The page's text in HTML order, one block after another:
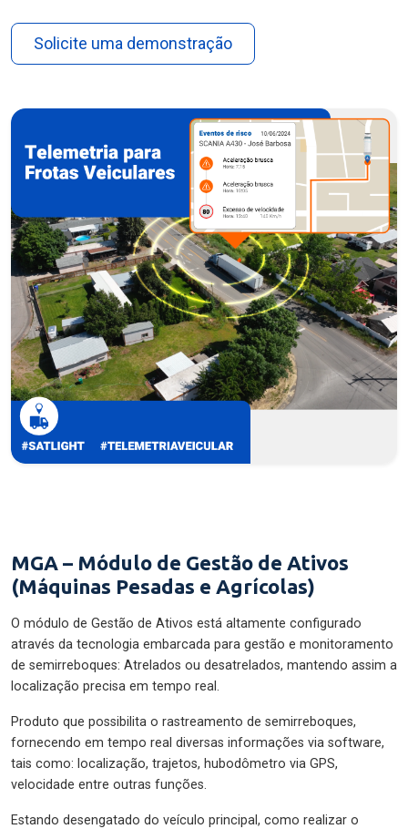
Solicite uma demonstração
MGA – Módulo de Gestão de Ativos
(Máquinas Pesadas e Agrícolas)
O módulo de Gestão de Ativos está altamente configurado
através da tecnologia embarcada para gestão e monitoramento
de semirreboques: Atrelados ou desatrelados, mantendo assim a
localização precisa em tempo real.
Produto que possibilita o rastreamento de semirreboques,
fornecendo em tempo real diversas informações via software,
tais como: localização, trajetos, hubodômetro via GPS,
velocidade entre outras funções.
Estando desengatado do veículo principal, como realizar o